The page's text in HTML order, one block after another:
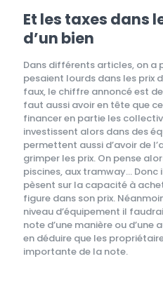
Et les taxes dans
d’un bien
Dans différents articles, on a
pesaient lourds dans les prix
faux, le chiffre annoncé est de
faut aussi avoir en tête que
financer en partie les
investissent alors dans des
permettent aussi d’avoir de
grimper les prix. On pense
piscines, aux tramway…
pèsent sur la capacité à
figure dans son prix.
niveau d’équipement il
note d’une manière ou
en déduire que les
importante de la note.